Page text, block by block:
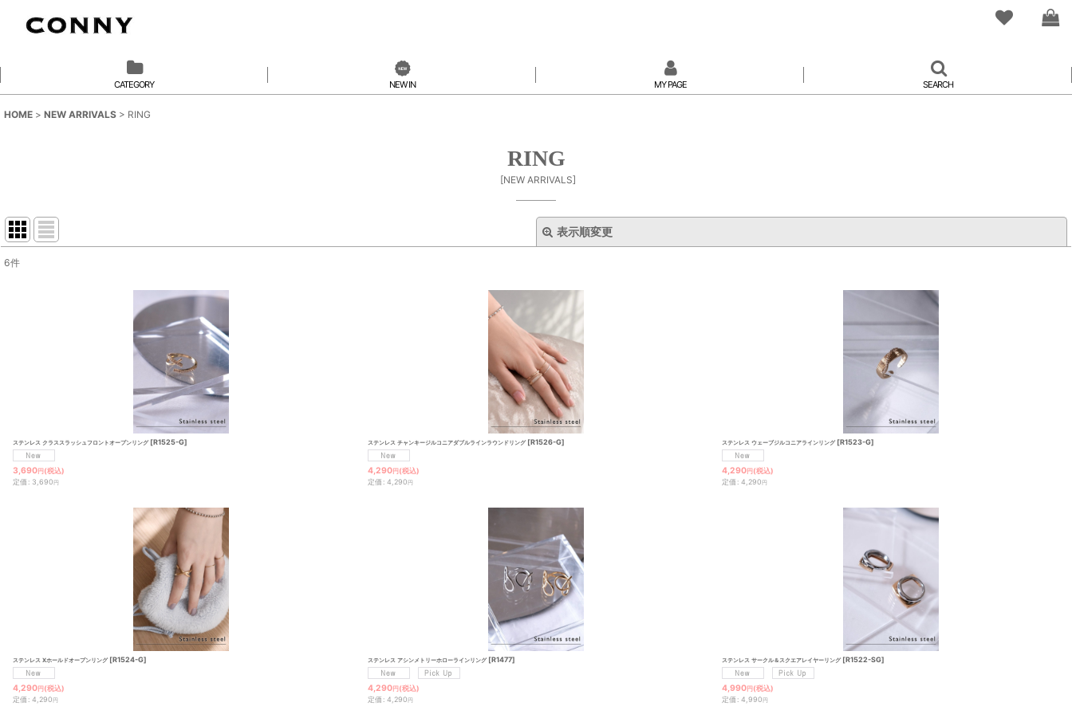
CATEGORY NEW IN MY PAGE SEARCH
HOME > NEW ARRIVALS > RING
RING
[NEW ARRIVALS]
表示順変更
絞り込む
6件
ステンレス クラススラッシュフロントオープンリング [R1525-G]
3,690円 (税込)
定価 : 3,690 円
ステンレス チャンキージルコニアダブルラインラウンドリング [R1526-G]
4,290円(税込)
定価 : 4,290円
ステンレス ウェーブジルコニアラインリング [R1523-G]
4,290円 (税込)
定価 : 4,290円
ステンレス Xホールドオープンリング [R1524-G]
4,290円 (税込)
定価 : 4,290 円
ステンレス アシンメトリーホローラインリング [R1477]
4,290円(税込)
定価 : 4,290 円
ステンレス サークル＆スクエアレイヤーリング [R1522-SG]
4,990円 (税込)
定価 : 4,990円